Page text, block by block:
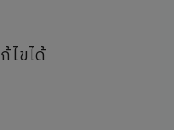
ไขได้